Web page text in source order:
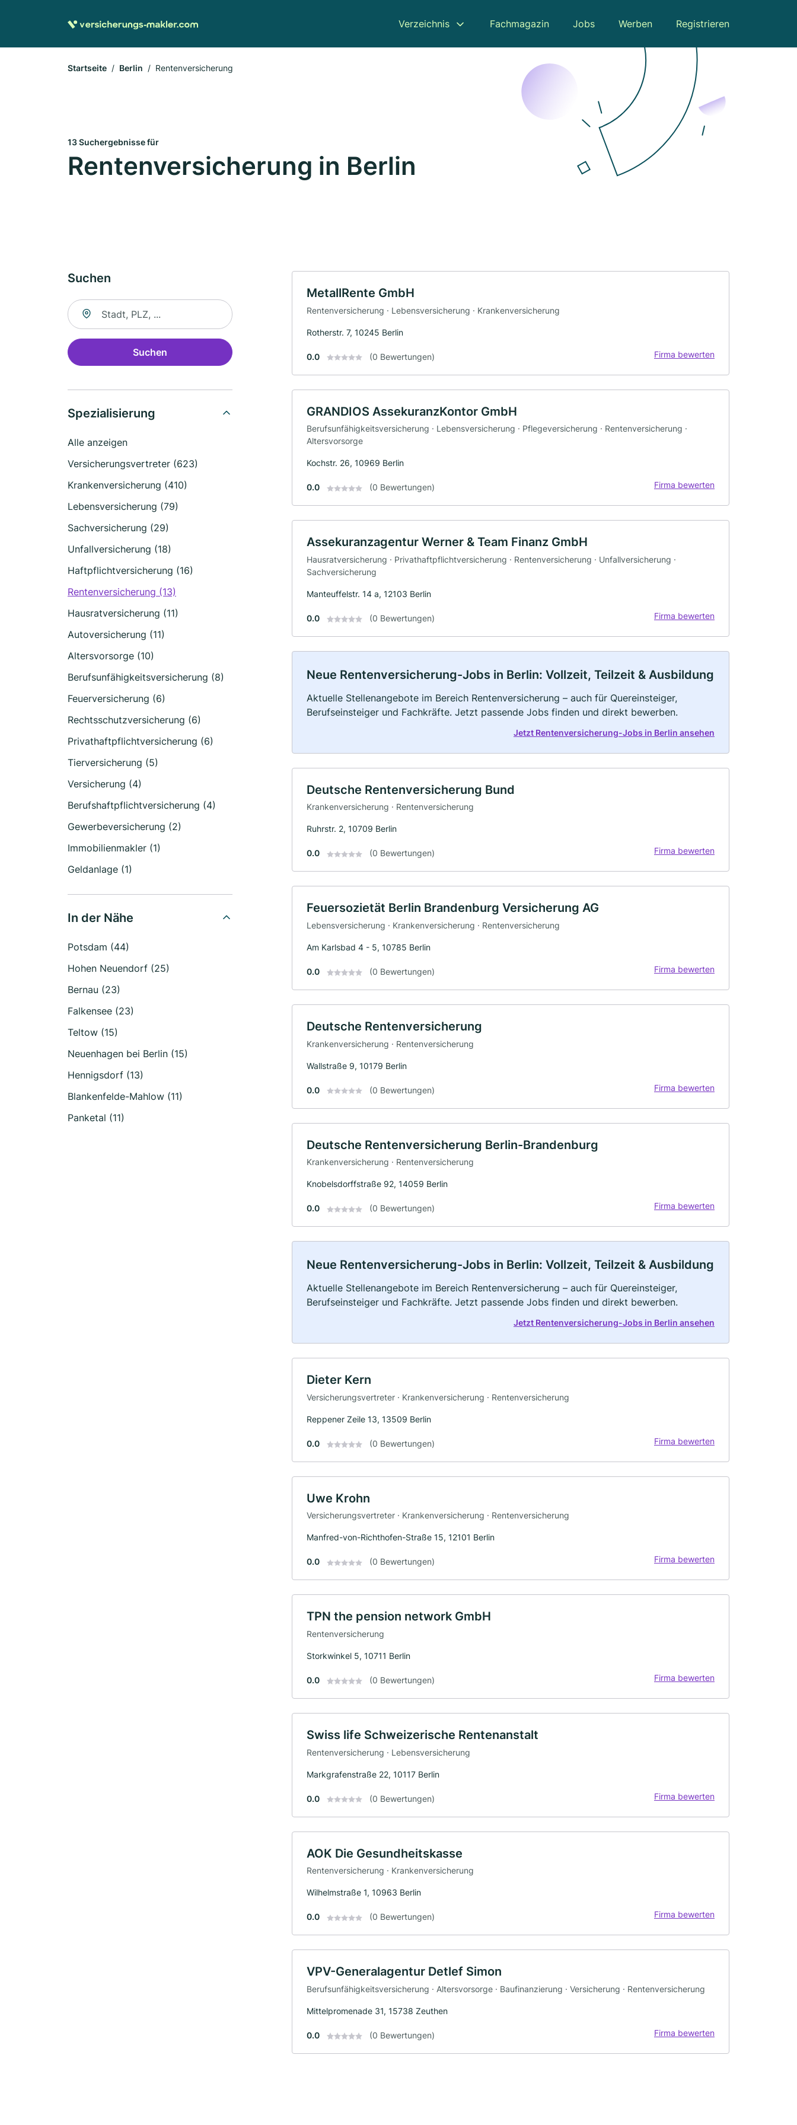
Verzeichnis Fachmagazin Jobs Werben Registrieren
Startseite Berlin Rentenversicherung
13 Suchergebnisse für
Rentenversicherung in Berlin
Suchen
Suche nach Ort
Suchen
Spezialisierung
Alle anzeigen
Versicherungsvertreter (623)
Krankenversicherung (410)
Lebensversicherung (79)
Sachversicherung (29)
Unfallversicherung (18)
Haftpflichtversicherung (16)
Rentenversicherung (13)
Hausratversicherung (11)
Autoversicherung (11)
Altersvorsorge (10)
Berufsunfähigkeitsversicherung (8)
Feuerversicherung (6)
Rechtsschutzversicherung (6)
Privathaftpflichtversicherung (6)
Tierversicherung (5)
Versicherung (4)
Berufshaftpflichtversicherung (4)
Gewerbeversicherung (2)
Immobilienmakler (1)
Geldanlage (1)
In der Nähe
Potsdam (44)
Hohen Neuendorf (25)
Bernau (23)
Falkensee (23)
Teltow (15)
Neuenhagen bei Berlin (15)
Hennigsdorf (13)
Blankenfelde-Mahlow (11)
Panketal (11)
MetallRente GmbH
Rentenversicherung · Lebensversicherung · Krankenversicherung
Rotherstr. 7, 10245 Berlin
0.0 (0 Bewertungen) Firma bewerten
GRANDIOS AssekuranzKontor GmbH
Berufsunfähigkeitsversicherung · Lebensversicherung · Pflegeversicherung · Rentenversicherung ·
Altersvorsorge
Kochstr. 26, 10969 Berlin
0.0 (0 Bewertungen) Firma bewerten
Assekuranzagentur Werner & Team Finanz GmbH
Hausratversicherung · Privathaftpflichtversicherung · Rentenversicherung · Unfallversicherung ·
Sachversicherung
Manteuffelstr. 14 a, 12103 Berlin
0.0 (0 Bewertungen) Firma bewerten
Neue Rentenversicherung-Jobs in Berlin: Vollzeit, Teilzeit & Ausbildung
Aktuelle Stellenangebote im Bereich Rentenversicherung – auch für Quereinsteiger,
Berufseinsteiger und Fachkräfte. Jetzt passende Jobs finden und direkt bewerben.
Jetzt Rentenversicherung-Jobs in Berlin ansehen
Deutsche Rentenversicherung Bund
Krankenversicherung · Rentenversicherung
Ruhrstr. 2, 10709 Berlin
0.0 (0 Bewertungen) Firma bewerten
Feuersozietät Berlin Brandenburg Versicherung AG
Lebensversicherung · Krankenversicherung · Rentenversicherung
Am Karlsbad 4 - 5, 10785 Berlin
0.0 (0 Bewertungen) Firma bewerten
Deutsche Rentenversicherung
Krankenversicherung · Rentenversicherung
Wallstraße 9, 10179 Berlin
0.0 (0 Bewertungen) Firma bewerten
Deutsche Rentenversicherung Berlin-Brandenburg
Krankenversicherung · Rentenversicherung
Knobelsdorffstraße 92, 14059 Berlin
0.0 (0 Bewertungen) Firma bewerten
Neue Rentenversicherung-Jobs in Berlin: Vollzeit, Teilzeit & Ausbildung
Aktuelle Stellenangebote im Bereich Rentenversicherung – auch für Quereinsteiger,
Berufseinsteiger und Fachkräfte. Jetzt passende Jobs finden und direkt bewerben.
Jetzt Rentenversicherung-Jobs in Berlin ansehen
Dieter Kern
Versicherungsvertreter · Krankenversicherung · Rentenversicherung
Reppener Zeile 13, 13509 Berlin
0.0 (0 Bewertungen) Firma bewerten
Uwe Krohn
Versicherungsvertreter · Krankenversicherung · Rentenversicherung
Manfred-von-Richthofen-Straße 15, 12101 Berlin
0.0 (0 Bewertungen) Firma bewerten
TPN the pension network GmbH
Rentenversicherung
Storkwinkel 5, 10711 Berlin
0.0 (0 Bewertungen) Firma bewerten
Swiss life Schweizerische Rentenanstalt
Rentenversicherung · Lebensversicherung
Markgrafenstraße 22, 10117 Berlin
0.0 (0 Bewertungen) Firma bewerten
AOK Die Gesundheitskasse
Rentenversicherung · Krankenversicherung
Wilhelmstraße 1, 10963 Berlin
0.0 (0 Bewertungen) Firma bewerten
VPV-Generalagentur Detlef Simon
Berufsunfähigkeitsversicherung · Altersvorsorge · Baufinanzierung · Versicherung · Rentenversicherung
Mittelpromenade 31, 15738 Zeuthen
0.0 (0 Bewertungen) Firma bewerten